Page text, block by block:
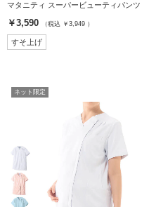
マタニティ スーパービューティパンツ
￥3,590 （税込 ￥3,949 ）
すそ上げ
ネット限定